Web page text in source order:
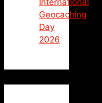
Geocaching
Day
2026